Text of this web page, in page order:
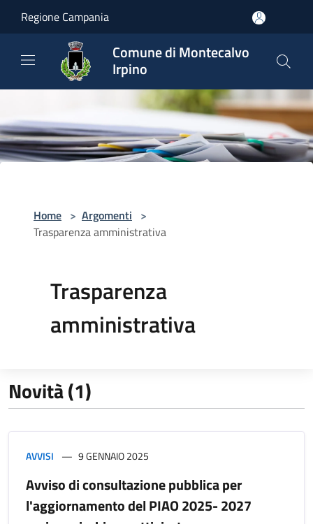
Regione Campania
Comune di Montecalvo
Irpino
Home > Argomenti >
Trasparenza amministrativa
Trasparenza
amministrativa
Novità (1)
AVVISI 9 GENNAIO 2025
Avviso di consultazione pubblica per
l'aggiornamento del PIAO 2025- 2027